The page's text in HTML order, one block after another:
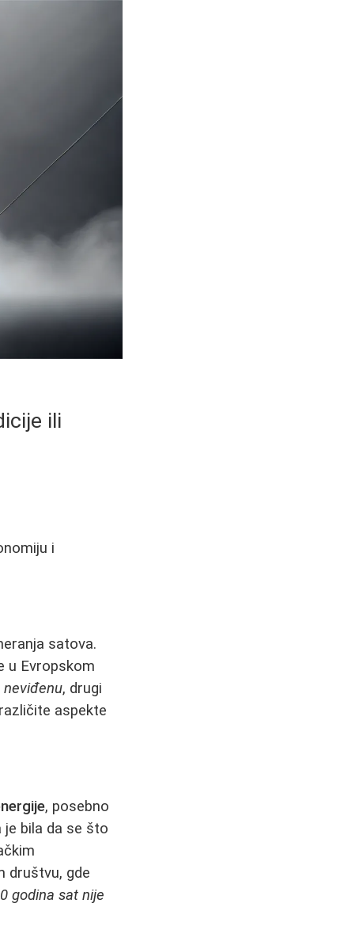
ili
i
satova.
u Evropskom
neviđenu, drugi
aspekte
, posebno
je bila da se što
društvu, gde
godina sat nije